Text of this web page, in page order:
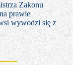
Zakonu
prawie
wywodzi się z